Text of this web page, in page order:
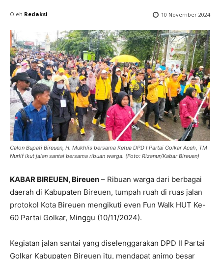
Oleh Redaksi 10 November 2024
Calon Bupati Bireuen, H. Mukhlis bersama Ketua DPD I Partai Golkar Aceh, TM
Nurlif ikut jalan santai bersama ribuan warga. (Foto: Rizanur/Kabar Bireuen)
KABAR BIREUEN, Bireuen – Ribuan warga dari berbagai
daerah di Kabupaten Bireuen, tumpah ruah di ruas jalan
protokol Kota Bireuen mengikuti even Fun Walk HUT Ke-
60 Partai Golkar, Minggu (10/11/2024).
Kegiatan jalan santai yang diselenggarakan DPD II Partai
Golkar Kabupaten Bireuen itu, mendapat animo besar